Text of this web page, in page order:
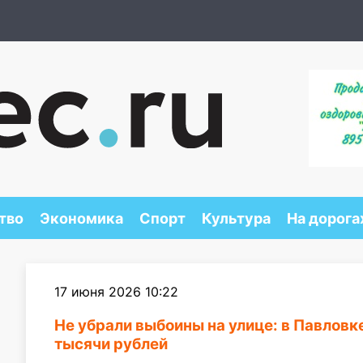
Экономика Спорт Культура На
17 июня 2026 10:22
Не убрали выбоины на улице: в
тысячи рублей